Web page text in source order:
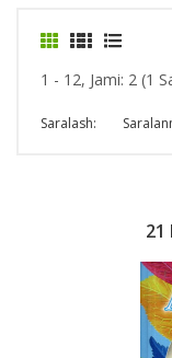
1 - 12, Jami: 2 (1
Saralash:
21